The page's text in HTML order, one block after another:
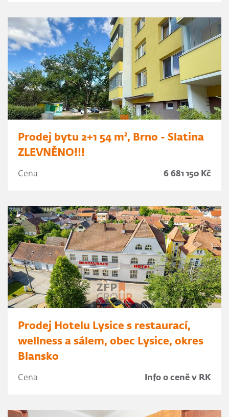
Prodej bytu 2+1 54 m², Brno - Slatina
ZLEVNĚNO!!!
Cena 6 681 150 Kč
Prodej Hotelu Lysice s restaurací,
wellness a sálem, obec Lysice, okres
Blansko
Cena Info o ceně v RK